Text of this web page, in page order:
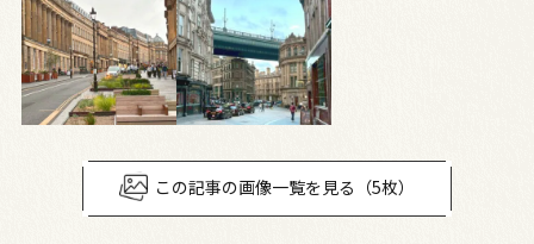
この記事の画像一覧を見る（5枚）